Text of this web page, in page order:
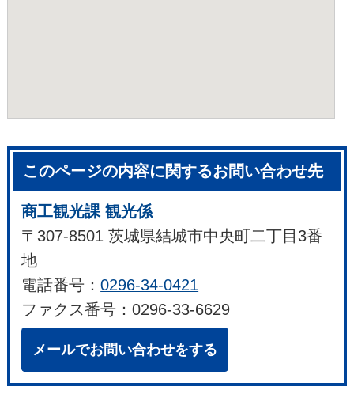
このページの内容に関するお問い合わせ先
商工観光課 観光係
〒307-8501 茨城県結城市中央町二丁目3番
地
電話番号：0296-34-0421
ファクス番号：0296-33-6629
メールでお問い合わせをする